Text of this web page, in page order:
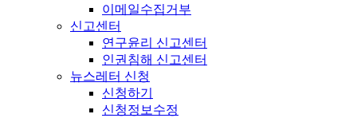
이메일수집거부
신고센터
연구윤리 신고센터
인권침해 신고센터
뉴스레터 신청
신청하기
신청정보수정